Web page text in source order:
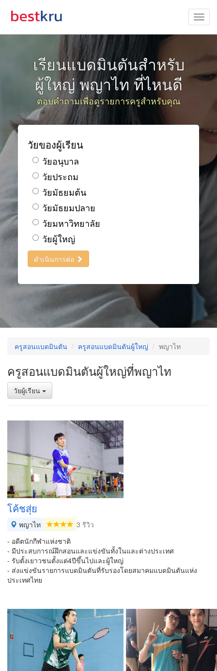
เรียนแบดมินตันสำหรับ
ผู้ใหญ่ พญาไท ที่ไหนดี
ตอบคำถามเพื่อดูรายการครูสำหรับคุณ
วัยของผู้เรียน
วัยอนุบาล
วัยประถม
วัยมัธยมต้น
วัยมัธยมปลาย
วัยมหาวิทยาลัย
วัยผู้ใหญ่
ดำเนินการต่อ
ครูสอนแบดมินตัน ครูสอนแบดมินตันผู้ใหญ่ พญาไท
ครูสอนแบดมินตันผู้ใหญ่ที่พญาไท
วัยผู้เรียน
โค้ชสุ่ย
พญาไท
3 รีวิว
- อดีตนักกีฬาแห่งชาติ
- มีประสบการณ์ฝึกสอนและแข่งขันทั้งในและต่างประเทศ
- รับตั้งเยาวชนตั้งแต่4ปีขึ้นไปและผู้ใหญ่
- ส่งแข่งขันรายการแบดมินตันที่รับรองโดยสมาคมแบดมินตันแห่ง
ประเทศไทย